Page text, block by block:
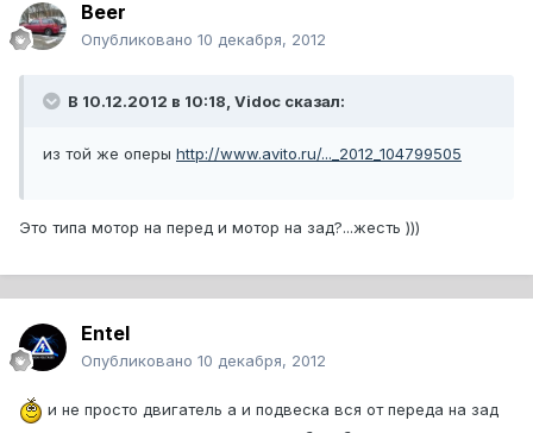
Beer
Опубликовано 10 декабря, 2012
В 10.12.2012 в 10:18, Vidoc сказал:
из той же оперы http://www.avito.ru/..._2012_104799505
Это типа мотор на перед и мотор на зад?...жесть )))
Entel
Опубликовано 10 декабря, 2012
и не просто двигатель а и подвеска вся от переда на зад